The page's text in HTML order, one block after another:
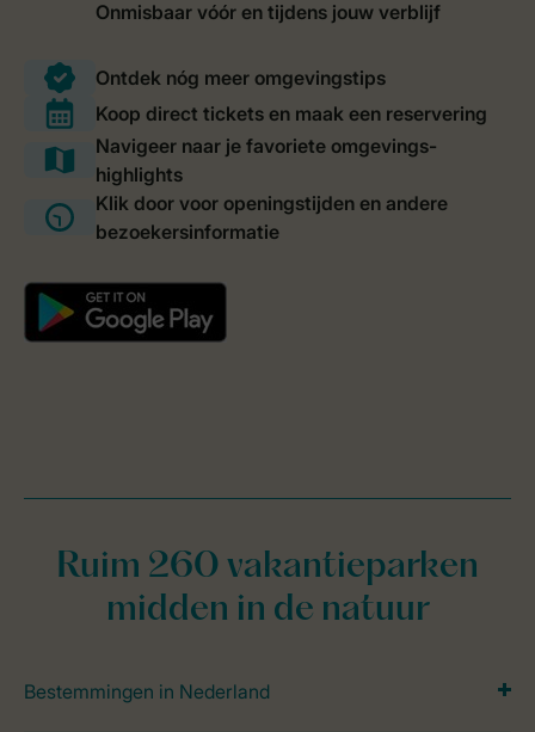
Ruim 260 vakantieparken
midden in de natuur
Bestemmingen in Nederland